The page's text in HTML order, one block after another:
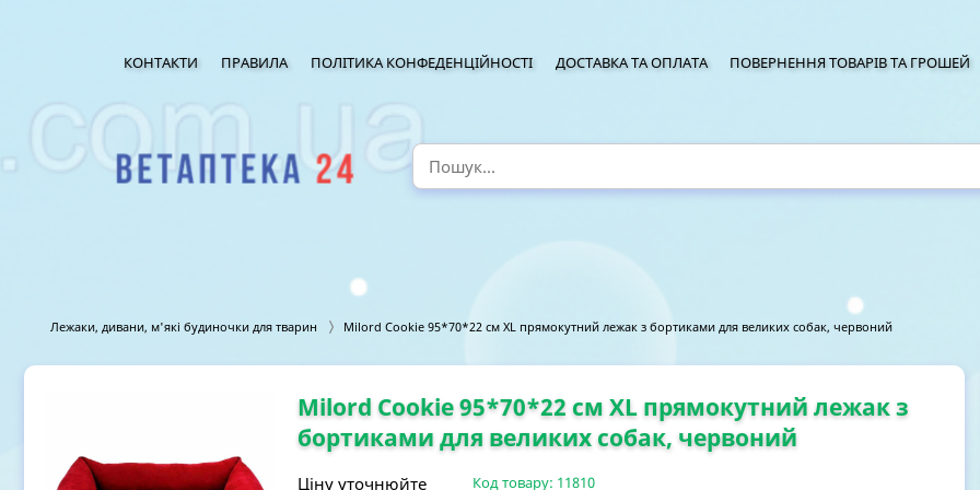
КОНТАКТИ ПРАВИЛА ПОЛІТИКА КОНФЕДЕНЦІЙНОСТІ ДОСТАВКА ТА ОПЛАТА ПОВЕРНЕННЯ ТОВАРІВ ТА ГРОШЕЙ
Лежаки, дивани, м'які будиночки для тварин Milord Cookie 95*70*22 см XL прямокутний лежак з бортиками для великих собак, червоний
Milord Cookie 95*70*22 см XL прямокутний лежак з
бортиками для великих собак, червоний
Ціну уточнюйте Код товару: 11810